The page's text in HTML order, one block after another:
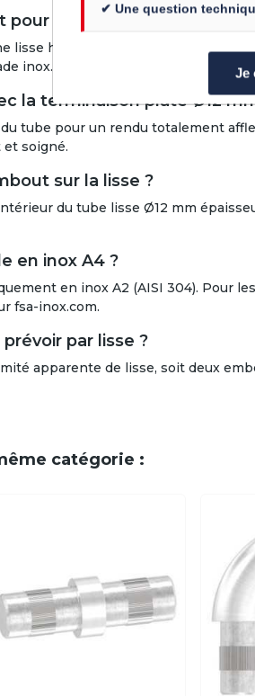
lisse creuse Ø12 mm ?
lisse horizontale creuse inox Ø12
inox.
la terminaison plate Ø12
tube pour un rendu totalement
soigné.
sur la lisse ?
du tube lisse Ø12 mm
en inox A4 ?
en inox A2 (AISI 304). Pour
fsa-inox.com.
par lisse ?
apparente de lisse, soit deux
catégorie :
✔ Une question
Je